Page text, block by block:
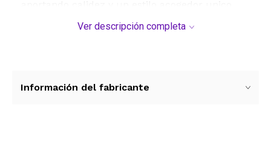
Para mantener su textura esponjosa y prolongar
convirtiendose en el complemento textil
Ver descripción completa
Información del fabricante